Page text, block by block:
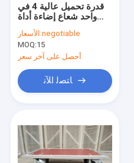
قدرة تحميل عالية 4 في
واحد شعاع إضاءة أداة
القضية خشبية مع عجلات
وأجزاء قوية
الأسعار:negotiable
MOQ:15
أحصل على آخر سعر
ﺎﺘﺼﻟ ﺍﻶﻧ